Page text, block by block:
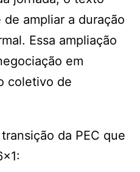
ampliar a duração
Essa ampliação
em
coletivo de
da PEC que